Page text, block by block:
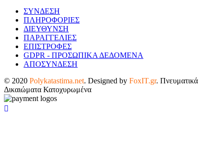
ΣΥΝΔΕΣΗ
ΠΛΗΡΟΦΟΡΙΕΣ
ΔΙΕΥΘΥΝΣΗ
ΠΑΡΑΓΓΕΛΙΕΣ
ΕΠΙΣΤΡΟΦΕΣ
GDPR - ΠΡΟΣΩΠΙΚΑ ΔΕΔΟΜΕΝΑ
ΑΠΟΣΥΝΔΕΣΗ
© 2020 Polykatastima.net. Designed by FoxIT.gr. Πνευματικά
Δικαιώματα Κατοχυρωμένα